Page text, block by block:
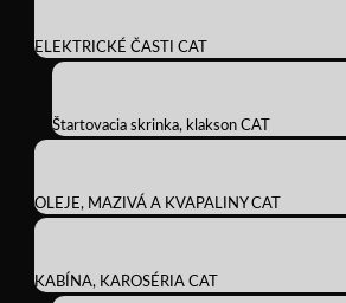
ELEKTRICKÉ ČASTI CAT
Štartovacia skrinka, klakson CAT
OLEJE, MAZIVÁ A KVAPALINY CAT
KABÍNA, KAROSÉRIA CAT